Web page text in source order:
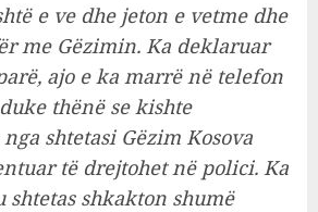
e ve dhe jeton e vetme dhe
me Gëzimin. Ka deklaruar
ajo e ka marrë në telefon
thënë se kishte
shtetasi Gëzim Kosova
të drejtohet në polici. Ka
shtetas shkakton shumë